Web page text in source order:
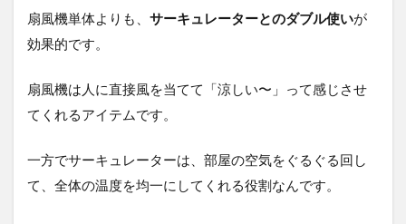
扇風機単体よりも、 サーキュレーターとのダブル使いが
効果的です。
扇風機は人に直接風を当てて「涼しい〜」って感じさせ
てくれるアイテムです。
一方でサーキュレーターは、部屋の空気をぐるぐる回し
て、全体の温度を均一にしてくれる役割なんです。